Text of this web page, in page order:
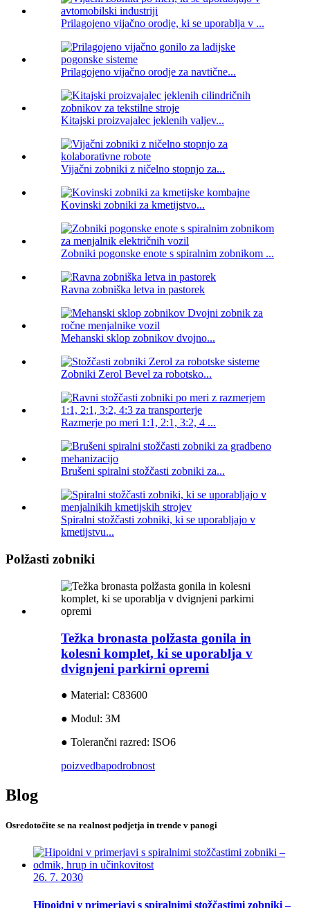
Prilagojeno vijačno orodje, ki se uporablja v ...
Prilagojeno vijačno orodje za navtične...
Kitajski proizvajalec jeklenih valjev...
Vijačni zobniki z ničelno stopnjo za...
Kovinski zobniki za kmetijstvo...
Zobniki pogonske enote s spiralnim zobnikom ...
Ravna zobniška letva in pastorek
Mehanski sklop zobnikov dvojno...
Zobniki Zerol Bevel za robotsko...
Razmerje po meri 1:1, 2:1, 3:2, 4 ...
Brušeni spiralni stožčasti zobniki za...
Spiralni stožčasti zobniki, ki se uporabljajo v
kmetijstvu...
Polžasti zobniki
Težka bronasta polžasta gonila in
kolesni komplet, ki se uporablja v
dvignjeni parkirni opremi
● Material: C83600
● Modul: 3M
● Tolerančni razred: ISO6
poizvedbapodrobnost
Blog
Osredotočite se na realnost podjetja in trende v panogi
26. 7. 2030
Hipoidni v primerjavi s spiralnimi stožčastimi zobniki –